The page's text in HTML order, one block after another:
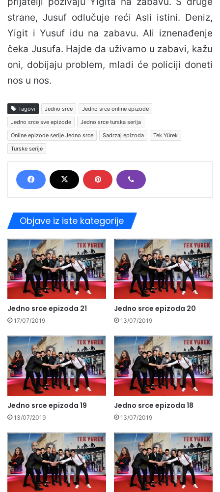
strane, Jusuf odlučuje reći Asli istini. Deniz,
Yigit i Yusuf idu na zabavu. Ali iznenađenje
čeka Jusufa. Hajde da uživamo u zabavi, kažu
oni, dobijaju problem, mladi će policiji doneti
nos u nos.
Tagovi Jedno srce
Jedno srce online epizode
Jedno srce sve epizode
Jedno srce turska serija
Online epizode serije Jedno srce
Sadrzaj epizoda
Tek Yürek
Turske serije
Objave iz iste kategorije
Jedno srce epizoda 21
17/07/2019
Jedno srce epizoda 20
13/07/2019
Jedno srce epizoda 19
13/07/2019
Jedno srce epizoda 18
13/07/2019